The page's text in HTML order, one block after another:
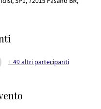
+ 49 altri partecipanti